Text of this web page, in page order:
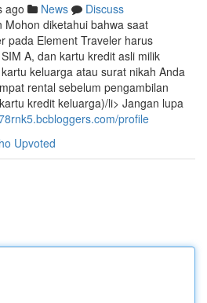
ago News
Discuss
Mohon diketahui bahwa saat
pada Element Traveler harus
A, dan kartu kredit asli milik
keluarga atau surat nikah Anda
rental sebelum pengambilan
kredit keluarga)/li> Jangan lupa
profile
Upvoted